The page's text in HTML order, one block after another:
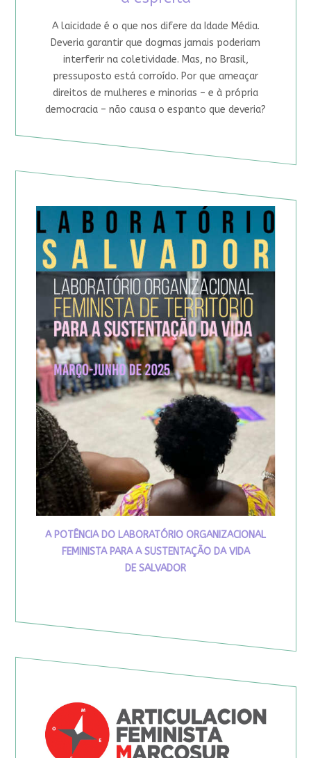
A laicidade é o que nos difere da Idade Média.
Deveria garantir que dogmas jamais poderiam
interferir na coletividade. Mas, no Brasil,
pressuposto está corroído. Por que ameaçar
direitos de mulheres e minorias – e à própria
democracia – não causa o espanto que deveria?
A POTÊNCIA DO LABORATÓRIO ORGANIZACIONAL
FEMINISTA PARA A SUSTENTAÇÃO DA VIDA
DE SALVADOR